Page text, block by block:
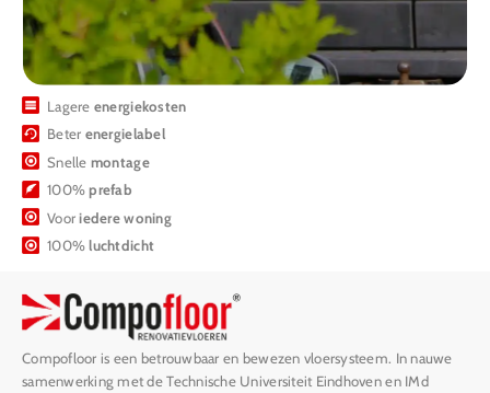
Lagere energiekosten
Beter energielabel
Snelle montage
100%prefab
Vooriedere woning
100%luchtdicht
Compofloor is een betrouwbaar en bewezen vloersysteem. In nauwe
samenwerking met de Technische Universiteit Eindhoven en IMd